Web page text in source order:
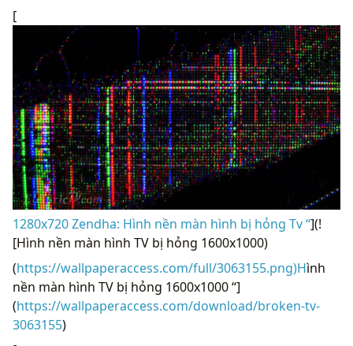
[
1280x720 Zendha: Hình nền màn hình bị hỏng Tv “](!
[Hình nền màn hình TV bị hỏng 1600x1000)
(https://wallpaperaccess.com/full/3063155.png)Hình
nền màn hình TV bị hỏng 1600x1000 “]
(https://wallpaperaccess.com/download/broken-tv-
3063155)